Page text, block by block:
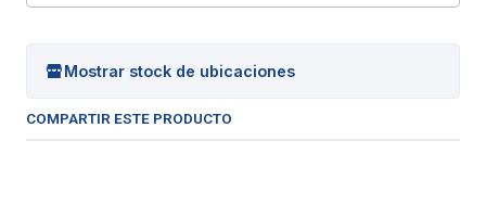
Mostrar stock de ubicaciones
COMPARTIR ESTE PRODUCTO